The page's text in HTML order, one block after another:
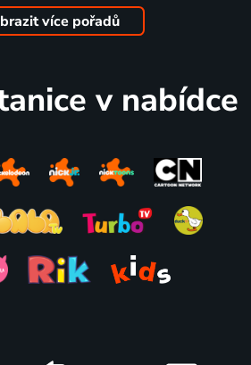
více pořadů
v nabídce